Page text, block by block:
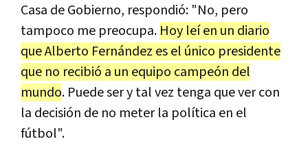
Casa de Gobierno, respondió: "No, pero
tampoco me preocupa. Hoy leí en un diario
que Alberto Fernández es el único presidente
que no recibió a un equipo campeón del
mundo. Puede ser y tal vez tenga que ver con
la decisión de no meter la política en el
fútbol".